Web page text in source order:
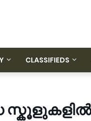
CLASSIFIEDS